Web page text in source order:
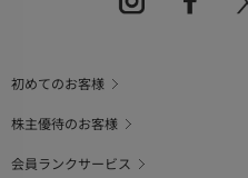
初めてのお客様
株主優待のお客様
会員ランクサービス